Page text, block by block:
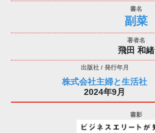
副菜
飛田 和緒
株式会社主婦と生活社
2024年9月